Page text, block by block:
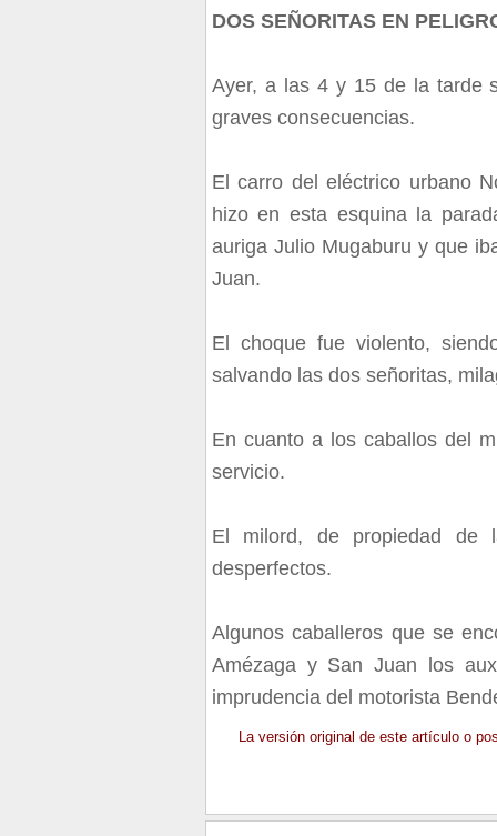
DOS SEÑORITAS EN
Ayer, a las 4 y 15 de la tarde
graves consecuencias.
El carro del eléctrico urbano
hizo en esta esquina la
auriga Julio Mugaburu y que
Juan.
El choque fue violento,
salvando las dos señoritas,
En cuanto a los caballos del
servicio.
El milord, de propiedad de
desperfectos.
Algunos caballeros que se
Amézaga y San Juan los
imprudencia del motorista
La versión original de este artículo o